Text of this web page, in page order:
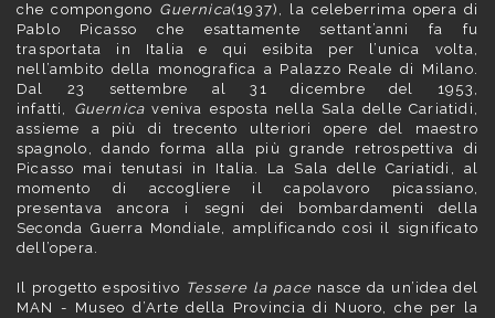
che compongono Guernica(1937), la celeberrima opera di
Pablo Picasso che esattamente settant’anni fa fu
trasportata in Italia e qui esibita per l’unica volta,
nell’ambito della monografica a Palazzo Reale di Milano.
Dal 23 settembre al 31 dicembre del 1953,
infatti, Guernica veniva esposta nella Sala delle Cariatidi,
assieme a più di trecento ulteriori opere del maestro
spagnolo, dando forma alla più grande retrospettiva di
Picasso mai tenutasi in Italia. La Sala delle Cariatidi, al
momento di accogliere il capolavoro picassiano,
presentava ancora i segni dei bombardamenti della
Seconda Guerra Mondiale, amplificando così il significato
dell’opera.
Il progetto espositivo Tessere la pacenasce da un’idea del
MAN - Museo d’Arte della Provincia di Nuoro, che per la